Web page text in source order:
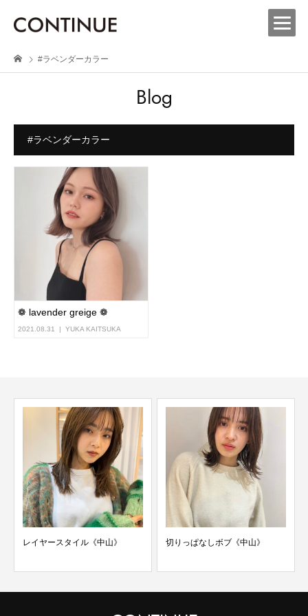
#ラベンダーカラー
Blog
#ラベンダーカラー
❁ lavender greige ❁
2021.08.31 YUKA KAITSUKA
レイヤースタイル《中山》 切りっぱなしボブ《中山》